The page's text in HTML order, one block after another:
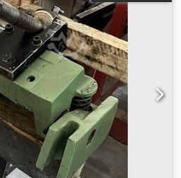
80 mm
3’000 kg, 1. Haspel Fabrikat:
2006 Tragkraft: max. 3to
Spreizbereich: 470 – 530 mm
max. 1.400mm Ausgerüstet mit:
• Pneumatischer Andrückrolle
• Pneumatische
Fabrikat: Dimeco Typ:
max. 400 mm
0,8 – 4,5 mm Anzahl
und Auszugwalzen: je 2 St.